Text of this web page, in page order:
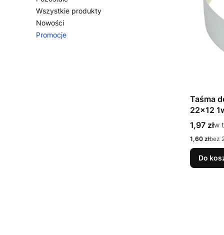
Wszystkie produkty
Nowości
Promocje
Taśma
22x12
Cena
1,97 złw
w
Cena netto
1,60 złbez
Do